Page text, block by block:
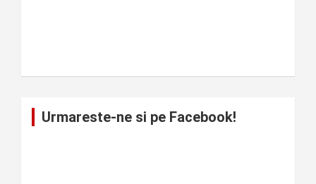
Urmareste-ne si pe Facebook!